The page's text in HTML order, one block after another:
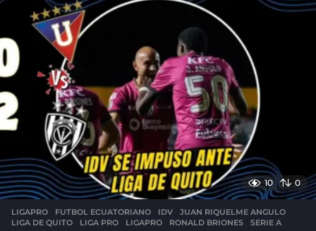
o
10 0
LIGAPRO FUTBOL ECUATORIANO ,IDV ,JUAN RIQUELME ANGULO
LIGA DE QUITO
,LIGA PRO ,LIGAPRO ,RONALD BRIONES ,SERIE A